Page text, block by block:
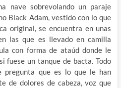
nave sobrevolando un paraje
Black Adam, vestido con lo que
original, se encuentra en unas
las que es llevado en camilla
con forma de ataúd donde le
fuese un tanque de bacta. Todo
pregunta que es lo que le han
de dolores de cabeza, voz que